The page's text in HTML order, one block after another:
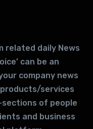
related daily News
can be an
company news
services
of people
and business